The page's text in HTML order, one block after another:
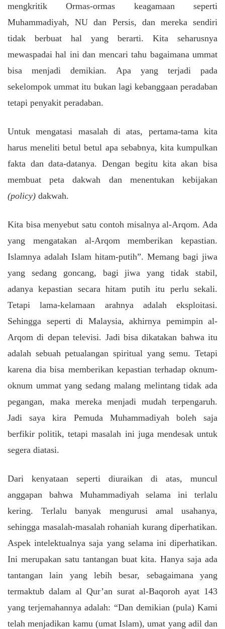
mengkritik Ormas-ormas keagamaan seperti
Muhammadiyah, NU dan Persis, dan mereka sendiri
tidak berbuat hal yang berarti. Kita seharusnya
mewaspadai hal ini dan mencari tahu bagaimana ummat
bisa menjadi demikian. Apa yang terjadi pada
sekelompok ummat itu bukan lagi kebanggaan peradaban
tetapi penyakit peradaban.
Untuk mengatasi masalah di atas, pertama-tama kita
harus meneliti betul betul apa sebabnya, kita kumpulkan
fakta dan data-datanya. Dengan begitu kita akan bisa
membuat peta dakwah dan menentukan kebijakan
(policy) dakwah.
Kita bisa menyebut satu contoh misalnya al-Arqom. Ada
yang mengatakan al-Arqom memberikan kepastian.
Islamnya adalah Islam hitam-putih”. Memang bagi jiwa
yang sedang goncang, bagi jiwa yang tidak stabil,
adanya kepastian secara hitam putih itu perlu sekali.
Tetapi lama-kelamaan arahnya adalah eksploitasi.
Sehingga seperti di Malaysia, akhirnya pemimpin al-
Arqom di depan televisi. Jadi bisa dikatakan bahwa itu
adalah sebuah petualangan spiritual yang semu. Tetapi
karena dia bisa memberikan kepastian terhadap oknum-
oknum ummat yang sedang malang melintang tidak ada
pegangan, maka mereka menjadi mudah terpengaruh.
Jadi saya kira Pemuda Muhammadiyah boleh saja
berfikir politik, tetapi masalah ini juga mendesak untuk
segera diatasi.
Dari kenyataan seperti diuraikan di atas, muncul
anggapan bahwa Muhammadiyah selama ini terlalu
kering. Terlalu banyak mengurusi amal usahanya,
sehingga masalah-masalah rohaniah kurang diperhatikan.
Aspek intelektualnya saja yang selama ini diperhatikan.
Ini merupakan satu tantangan buat kita. Hanya saja ada
tantangan lain yang lebih besar, sebagaimana yang
termaktub dalam al Qur’an surat al-Baqoroh ayat 143
yang terjemahannya adalah: “Dan demikian (pula) Kami
telah menjadikan kamu (umat Islam), umat yang adil dan